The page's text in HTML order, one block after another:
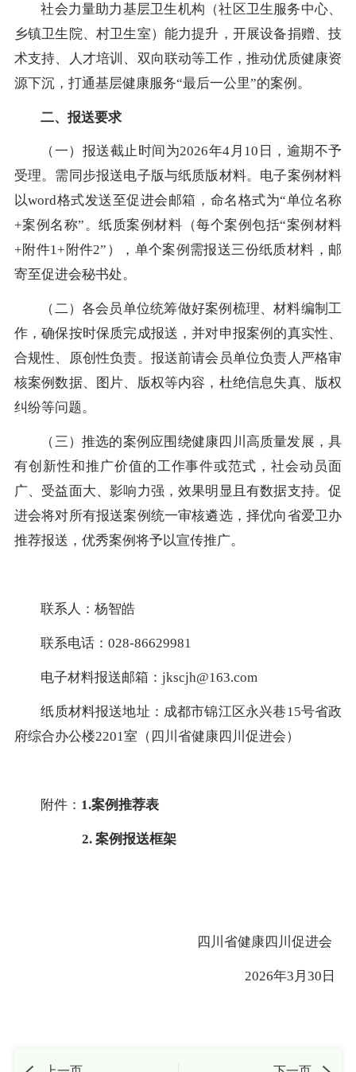
社会力量助力基层卫生机构（社区卫生服务中心、
乡镇卫生院、村卫生室）能力提升，开展设备捐赠、技
术支持、人才培训、双向联动等工作，推动优质健康资
源下沉，打通基层健康服务“最后一公里”的案例。
二、报送要求
（一）报送截止时间为2026年4月10日，逾期不予
受理。需同步报送电子版与纸质版材料。电子案例材料
以word格式发送至促进会邮箱，命名格式为“单位名称
+案例名称”。纸质案例材料（每个案例包括“案例材料
+附件1+附件2”），单个案例需报送三份纸质材料，邮
寄至促进会秘书处。
（二）各会员单位统筹做好案例梳理、材料编制工
作，确保按时保质完成报送，并对申报案例的真实性、
合规性、原创性负责。报送前请会员单位负责人严格审
核案例数据、图片、版权等内容，杜绝信息失真、版权
纠纷等问题。
（三）推选的案例应围绕健康四川高质量发展，具
有创新性和推广价值的工作事件或范式，社会动员面
广、受益面大、影响力强，效果明显且有数据支持。促
进会将对所有报送案例统一审核遴选，择优向省爱卫办
推荐报送，优秀案例将予以宣传推广。
联系人：杨智皓
联系电话：028-86629981
电子材料报送邮箱：jkscjh@163.com
纸质材料报送地址：成都市锦江区永兴巷15号省政
府综合办公楼2201室（四川省健康四川促进会）
附件： 1.案例推荐表
2. 案例报送框架
四川省健康四川促进会
2026年3月30日